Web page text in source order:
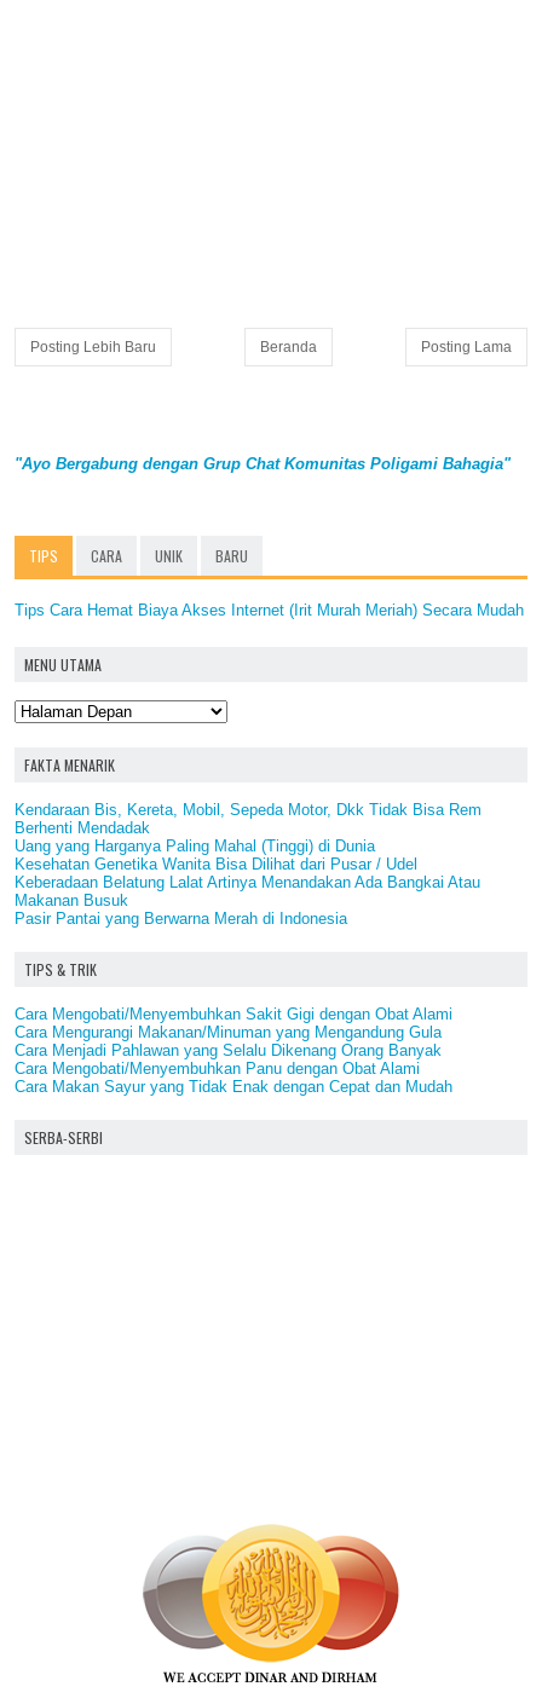
Posting Lebih Baru Posting Lama
Beranda
"Ayo Bergabung dengan Grup Chat Komunitas Poligami Bahagia"
TIPS CARA UNIK BARU
Tips Cara Hemat Biaya Akses Internet (Irit Murah Meriah) Secara Mudah
MENU UTAMA
FAKTA MENARIK
Kendaraan Bis, Kereta, Mobil, Sepeda Motor, Dkk Tidak Bisa Rem
Berhenti Mendadak
Uang yang Harganya Paling Mahal (Tinggi) di Dunia
Kesehatan Genetika Wanita Bisa Dilihat dari Pusar / Udel
Keberadaan Belatung Lalat Artinya Menandakan Ada Bangkai Atau
Makanan Busuk
Pasir Pantai yang Berwarna Merah di Indonesia
TIPS & TRIK
Cara Mengobati/Menyembuhkan Sakit Gigi dengan Obat Alami
Cara Mengurangi Makanan/Minuman yang Mengandung Gula
Cara Menjadi Pahlawan yang Selalu Dikenang Orang Banyak
Cara Mengobati/Menyembuhkan Panu dengan Obat Alami
Cara Makan Sayur yang Tidak Enak dengan Cepat dan Mudah
SERBA-SERBI